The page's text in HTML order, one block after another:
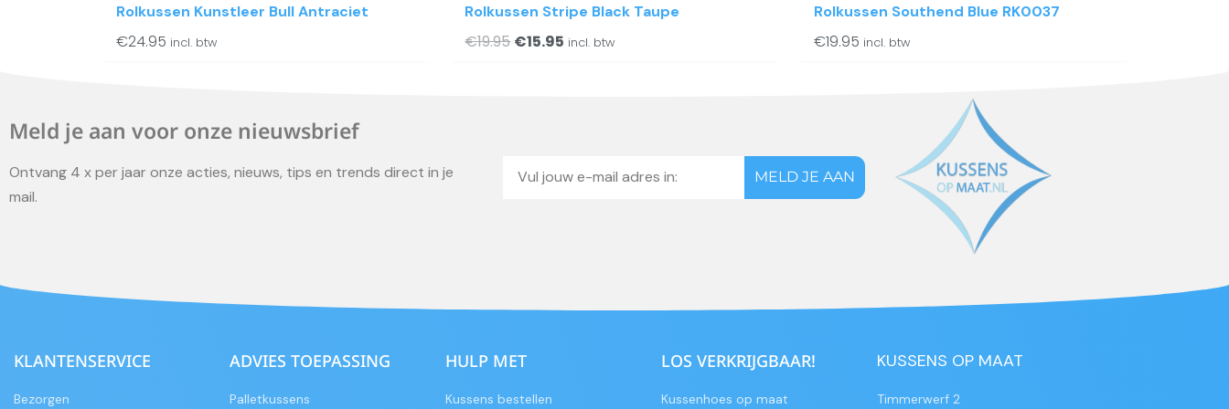
Rolkussen Kunstleer Bull Antraciet
€24.95 incl. btw
Rolkussen Stripe Black Taupe
€19.95 €15.95 incl. btw
Rolkussen Southend Blue RK0037
€19.95 incl. btw
Meld je aan voor onze nieuwsbrief
Ontvang 4 x per jaar onze acties, nieuws, tips en trends direct in je
mail.
Email MELD JE AAN
KLANTENSERVICE
Bezorgen
ADVIES TOEPASSING
Palletkussens
HULP MET
Kussens bestellen
LOS VERKRIJGBAAR!
Kussenhoes op maat
KUSSENS OP MAAT
Timmerwerf 2